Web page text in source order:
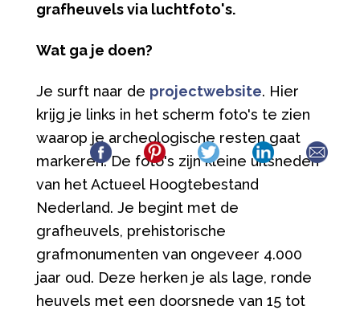
grafheuvels via luchtfoto's.
Wat ga je doen?
Je surft naar de projectwebsite. Hier
krijg je links in het scherm foto's te zien
waarop je archeologische resten gaat
markeren. De foto's zijn kleine uitsneden
van het Actueel Hoogtebestand
Nederland. Je begint met de
grafheuvels, prehistorische
grafmonumenten van ongeveer 4.000
jaar oud. Deze herken je als lage, ronde
heuvels met een doorsnede van 15 tot